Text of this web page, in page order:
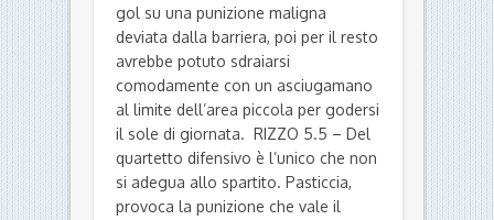
gol su una punizione maligna
deviata dalla barriera, poi per il resto
avrebbe potuto sdraiarsi
comodamente con un asciugamano
al limite dell’area piccola per godersi
il sole di giornata. RIZZO 5.5 – Del
quartetto difensivo è l’unico che non
si adegua allo spartito. Pasticcia,
provoca la punizione che vale il